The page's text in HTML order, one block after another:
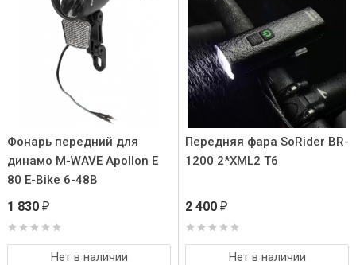
Фонарь передний для
динамо M-WAVE Apollon E
80 E-Bike 6-48В
постоянного тока / 2,4 Вт.
1 830 ₽
Нет в наличии
Передняя фара SoRider BR-
1200 2*XML2 T6
2 400 ₽
Нет в наличии